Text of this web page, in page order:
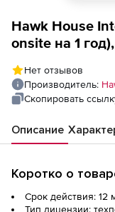
Hawk House
onsite на 1
Нет отзывов
Производитель:
Скопировать
Описание
Коротко о
Срок действия: 12
Тип лицензии: